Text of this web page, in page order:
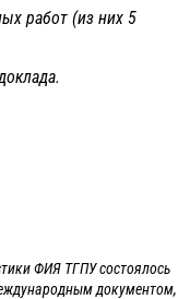
работ (из них 5
ФИЯ ТГПУ состоялось
документом,